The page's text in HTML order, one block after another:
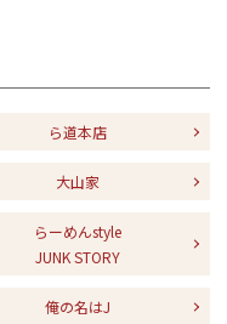
ら道本店
大山家
らーめんstyle
JUNK STORY
俺の名はJ